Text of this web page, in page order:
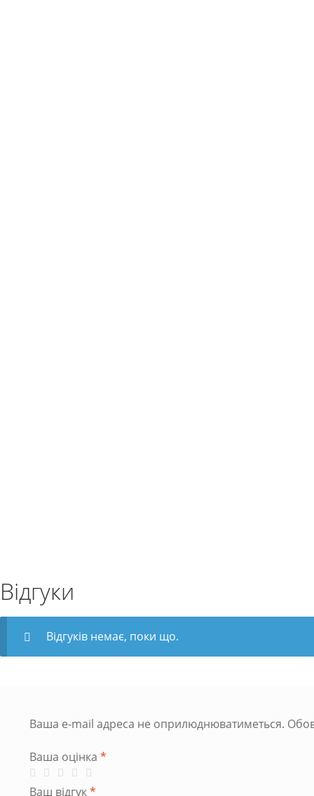
Відгуки
Відгуків немає, поки що.
Ваша e-mail адреса не оприлюднюватиметься.
Ваша оцінка *
Ваш відгук*